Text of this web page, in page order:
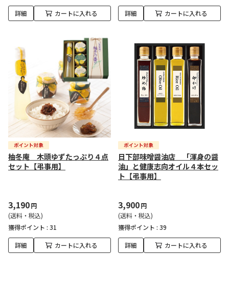
詳細 カートに入れる 詳細 カートに入れる
柚冬庵 木頭ゆずたっぷり４点
セット【弔事用】
3,190円
(送料・税込)
獲得ポイント : 31
詳細 カートに入れる
日下部味噌醤油店 「渾身の醤
油」と健康志向オイル４本セッ
ト【弔事用】
3,900円
(送料・税込)
獲得ポイント : 39
詳細 カートに入れる